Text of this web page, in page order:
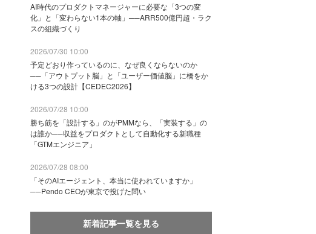
AI時代のプロダクトマネージャーに必要な「3つの変
化」と「変わらない1本の軸」──ARR500億円超・ラク
スの組織づくり
2026/07/30 10:00
予定どおり作っているのに、なぜ良くならないのか
──「アウトプット脳」と「ユーザー価値脳」に橋をか
ける3つの設計【CEDEC2026】
2026/07/28 10:00
勝ち筋を「設計する」のがPMMなら、「実装する」の
は誰か──収益をプロダクトとして自動化する新職種
「GTMエンジニア」
2026/07/28 08:00
「そのAIエージェント、本当に使われていますか」
──Pendo CEOが東京で投げた問い
新着記事一覧を見る